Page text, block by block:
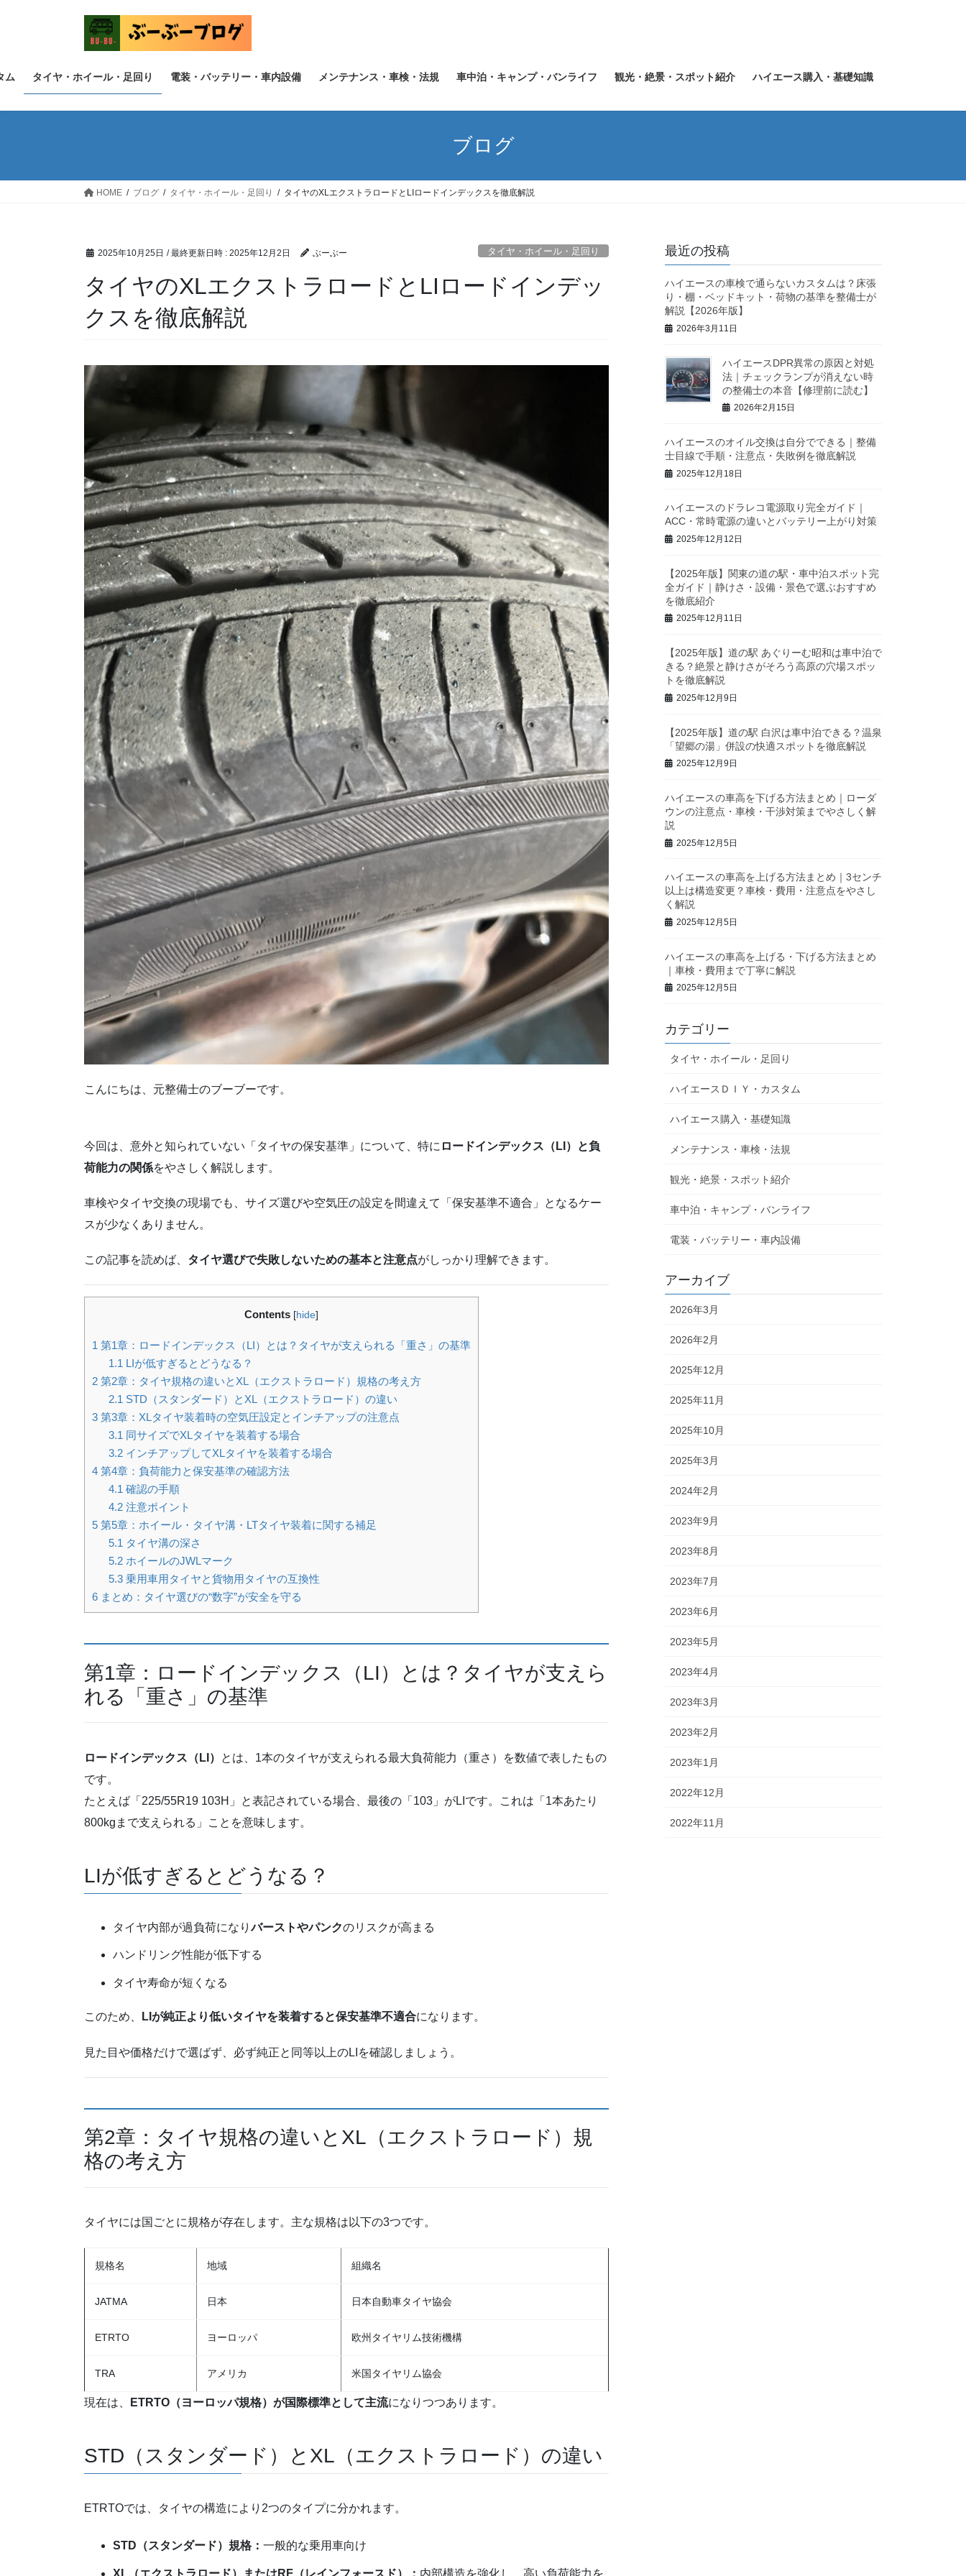
ツ
ス
シ
ン
ム タイヤ・ホイール・足回り 電装・バッテリー・車内設備 メンテナンス・車検・法規 車中泊・キャンプ・バンライフ 観光・絶景・スポット紹介 ハイエース購入・基礎知識
ブログ
HOME ブログ タイヤ・ホイール・足回り タイヤのXLエクストラロードとLIロードインデックスを徹底解説
2025年10月25日 / 最終更新日時 : 2025年12月2日 ぶーぶー タイヤ・ホイール・足回り
タイヤのXLエクストラロードとLIロードインデッ
クスを徹底解説
こんにちは、元整備士のブーブーです。
今回は、意外と知られていない「タイヤの保安基準」について、特に ロードインデックス（LI）と負
荷能力の関係をやさしく解説します。
車検やタイヤ交換の現場でも、サイズ選びや空気圧の設定を間違えて「保安基準不適合」となるケー
スが少なくありません。
この記事を読めば、 タイヤ選びで失敗しないための基本と注意点がしっかり理解できます。
Contents [hide]
1 第1章：ロードインデックス（LI）とは？タイヤが支えられる「重さ」の基準
1.1 LIが低すぎるとどうなる？
2 第2章：タイヤ規格の違いとXL（エクストラロード）規格の考え方
2.1 STD（スタンダード）とXL（エクストラロード）の違い
3 第3章：XLタイヤ装着時の空気圧設定とインチアップの注意点
3.1 同サイズでXLタイヤを装着する場合
3.2インチアップしてXLタイヤを装着する場合
4 第4章：負荷能力と保安基準の確認方法
4.1 確認の手順
4.2注意ポイント
5 第5章：ホイール・タイヤ溝・LTタイヤ装着に関する補足
5.1 タイヤ溝の深さ
5.2ホイールのJWLマーク
5.3乗用車用タイヤと貨物用タイヤの互換性
6 まとめ：タイヤ選びの“数字”が安全を守る
第1章：ロードインデックス（LI）とは？タイヤが支えら
れる「重さ」の基準
ロードインデックス（LI）
とは、1本のタイヤが支えられる最大負荷能力（重さ）を数値で表したもの
です。
たとえば「225/55R19 103H」と表記されている場合、最後の「103」がLIです。これは「1本あたり
800kgまで支えられる」ことを意味します。
LIが低すぎるとどうなる？
タイヤ内部が過負荷になりバーストやパンクのリスクが高まる
ハンドリング性能が低下する
タイヤ寿命が短くなる
このため、 LIが純正より低いタイヤを装着すると保安基準不適合になります。
見た目や価格だけで選ばず、必ず純正と同等以上のLIを確認しましょう。
第2章：タイヤ規格の違いとXL（エクストラロード）規
格の考え方
タイヤには国ごとに規格が存在します。主な規格は以下の3つです。
規格名 地域 組織名
JATMA 日本 日本自動車タイヤ協会
ETRTO ヨーロッパ 欧州タイヤリム技術機構
TRA アメリカ 米国タイヤリム協会
現在は、 ETRTO（ヨーロッパ規格）が国際標準として主流になりつつあります。
STD（スタンダード）とXL（エクストラロード）の違い
ETRTOでは、タイヤの構造により2つのタイプに分かれます。
STD（スタンダード）規格： 一般的な乗用車向け
XL（エクストラロード）またはRF（レインフォースド）： 内部構造を強化し、高い負荷能力を
最近の投稿
ハイエースの車検で通らないカスタムは？床張
り・棚・ベッドキット・荷物の基準を整備士が
解説【2026年版】
2026年3月11日
ハイエースDPR異常の原因と対処
法｜チェックランプが消えない時
の整備士の本音【修理前に読む】
2026年2月15日
ハイエースのオイル交換は自分でできる｜整備
士目線で手順・注意点・失敗例を徹底解説
2025年12月18日
ハイエースのドラレコ電源取り完全ガイド｜
ACC・常時電源の違いとバッテリー上がり対策
2025年12月12日
【2025年版】関東の道の駅・車中泊スポット完
全ガイド｜静けさ・設備・景色で選ぶおすすめ
を徹底紹介
2025年12月11日
【2025年版】道の駅 あぐりーむ昭和は車中泊で
きる？絶景と静けさがそろう高原の穴場スポッ
トを徹底解説
2025年12月9日
【2025年版】道の駅 白沢は車中泊できる？温泉
「望郷の湯」併設の快適スポットを徹底解説
2025年12月9日
ハイエースの車高を下げる方法まとめ｜ローダ
ウンの注意点・車検・干渉対策までやさしく解
説
2025年12月5日
ハイエースの車高を上げる方法まとめ｜3センチ
以上は構造変更？車検・費用・注意点をやさし
く解説
2025年12月5日
ハイエースの車高を上げる・下げる方法まとめ
｜車検・費用まで丁寧に解説
2025年12月5日
カテゴリー
タイヤ・ホイール・足回り
ハイエースＤＩＹ・カスタム
ハイエース購入・基礎知識
メンテナンス・車検・法規
観光・絶景・スポット紹介
車中泊・キャンプ・バンライフ
電装・バッテリー・車内設備
アーカイブ
2026年3月
2026年2月
2025年12月
2025年11月
2025年10月
2025年3月
2024年2月
2023年9月
2023年8月
2023年7月
2023年6月
2023年5月
2023年4月
2023年3月
2023年2月
2023年1月
2022年12月
2022年11月